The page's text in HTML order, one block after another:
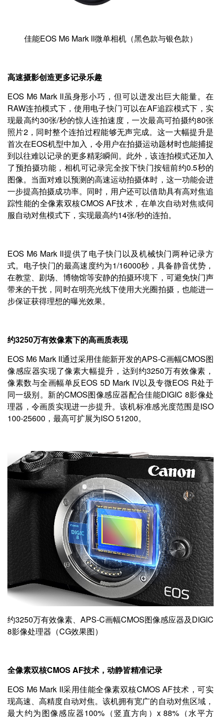
佳能EOS M6 Mark II微单相机（黑色款与银色款）
高速摄影创造更多记录乐趣
EOS M6 Mark II虽身形小巧，但可以迸发出巨大能量。在
RAW连拍模式下，使用电子快门可以在AF追踪模式下，实
现最高约30张/秒的惊人连拍速度，一次最高可拍摄约80张
照片2，同时整个连拍过程能够无声完成。这一大幅提升是
首次在EOS机型中加入，令用户在拍摄运动题材时也能捕捉
到以往难以记录的更多精彩瞬间。此外，该连拍模式还加入
了预拍摄功能，相机可记录完全按下快门按钮前约0.5秒的
图像。当面对难以预测的高速运动拍摄体时，这一功能会进
一步提高拍摄成功率。同时，用户还可以借助具有高对焦追
踪性能的全像素双核CMOS AF技术，在单次自动对焦或伺
服自动对焦模式下，实现最高约14张/秒的连拍。
EOS M6 Mark II提供了电子快门以及机械快门两种记录方
式。电子快门的最高速度约为1/16000秒，具备静音优势，
在教堂、剧场、博物馆等安静的拍摄环境下，可避免快门声
带来的干扰，同时在明亮光线下使用大光圈拍摄，也能进一
步保证获得理想的曝光效果。
约3250万有效像素下的高画质表现
EOS M6 Mark II通过采用佳能新开发的APS-C画幅CMOS图
像感应器实现了像素大幅提升，达到约3250万有效像素，
像素数与全画幅单反EOS 5D Mark IV以及专微EOS R处于
同一级别。新的CMOS图像感应器配合佳能DIGIC 8影像处
理器，令画质实现进一步提升。该机标准感光度范围是ISO
100-25600，最高可扩展为ISO 51200。
约3250万有效像素、APS-C画幅CMOS图像感应器及DIGIC
8影像处理器（CG效果图）
全像素双核CMOS AF技术，动静皆精准记录
EOS M6 Mark II采用佳能全像素双核CMOS AF技术，可实
现高速、高精度自动对焦。该机拥有宽广的自动对焦区域，
最大约为图像感应器100%（竖直方向）x 88%（水平方